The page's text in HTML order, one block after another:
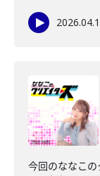
今回のななこ